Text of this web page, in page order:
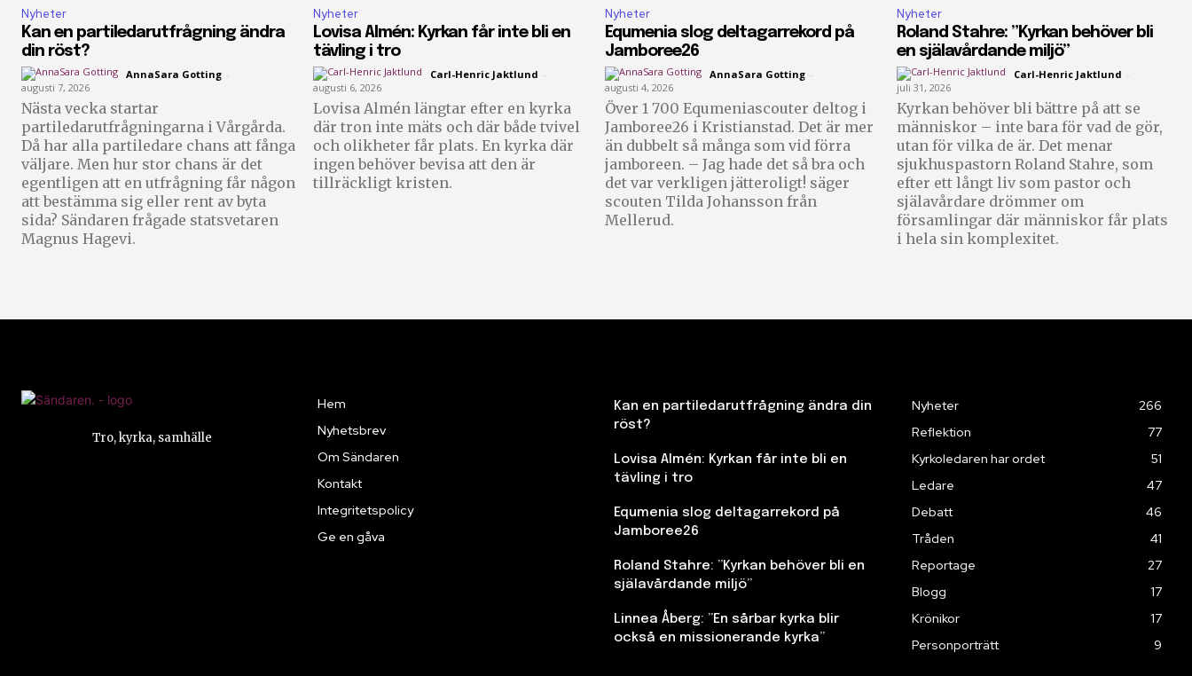
Nyheter
Kan en partiledarutfrågning ändra
din röst?
AnnaSara Gotting -
augusti 7, 2026
Nästa vecka startar
partiledarutfrågningarna i Vårgårda.
Då har alla partiledare chans att fånga
väljare. Men hur stor chans är det
egentligen att en utfrågning får någon
att bestämma sig eller rent av byta
sida? Sändaren frågade statsvetaren
Magnus Hagevi.
Nyheter
Lovisa Almén: Kyrkan får inte bli en
tävling i tro
Carl-Henric Jaktlund -
augusti 6, 2026
Lovisa Almén längtar efter en kyrka
där tron inte mäts och där både tvivel
och olikheter får plats. En kyrka där
ingen behöver bevisa att den är
tillräckligt kristen.
Nyheter
Equmenia slog deltagarrekord på
Jamboree26
AnnaSara Gotting -
augusti 4, 2026
Över 1 700 Equmeniascouter deltog i
Jamboree26 i Kristianstad. Det är mer
än dubbelt så många som vid förra
jamboreen. – Jag hade det så bra och
det var verkligen jätteroligt! säger
scouten Tilda Johansson från
Mellerud.
Nyheter
Roland Stahre: ”Kyrkan behöver bli
en själavårdande miljö”
Carl-Henric Jaktlund -
juli 31, 2026
Kyrkan behöver bli bättre på att se
människor – inte bara för vad de gör,
utan för vilka de är. Det menar
sjukhuspastorn Roland Stahre, som
efter ett långt liv som pastor och
själavårdare drömmer om
församlingar där människor får plats
i hela sin komplexitet.
Tro, kyrka, samhälle
Hem
Nyhetsbrev
Om Sändaren
Kontakt
Integritetspolicy
Ge en gåva
Kan en partiledarutfrågning ändra din
röst?
Lovisa Almén: Kyrkan får inte bli en
tävling i tro
Equmenia slog deltagarrekord på
Jamboree26
Roland Stahre: ”Kyrkan behöver bli en
själavårdande miljö”
Linnea Åberg: ”En sårbar kyrka blir
också en missionerande kyrka”
Nyheter
266
Reflektion
77
Kyrkoledaren har ordet
51
Ledare
47
Debatt
46
Tråden
41
Reportage
27
Blogg
17
Krönikor
17
Personporträtt
9